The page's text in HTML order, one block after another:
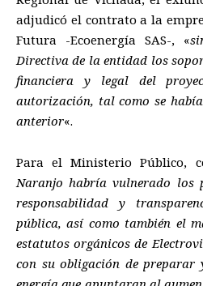
adjudicó el contrato a la
Futura -Ecoenergía SAS-, «
Directiva de la entidad los
financiera y legal del
autorización, tal como se
anterior«.
Para el Ministerio Público,
Naranjo habría vulnerado los
responsabilidad y
pública, así como también el
estatutos orgánicos de
con su obligación de preparar